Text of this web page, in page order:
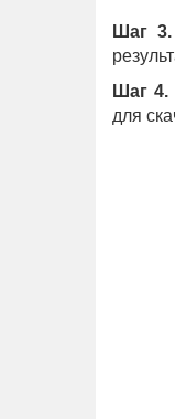
Шаг 3.
Шаг 4.
для